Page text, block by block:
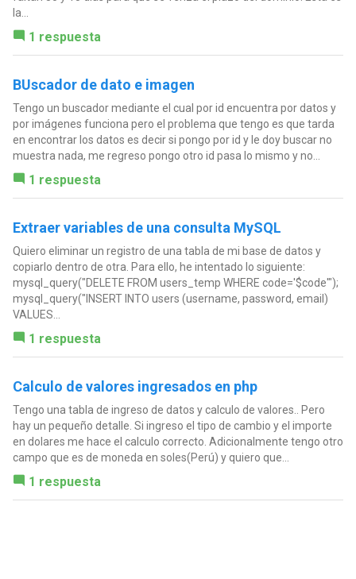
la...
1 respuesta
BUscador de dato e imagen
Tengo un buscador mediante el cual por id encuentra por datos y
por imágenes funciona pero el problema que tengo es que tarda
en encontrar los datos es decir si pongo por id y le doy buscar no
muestra nada, me regreso pongo otro id pasa lo mismo y no...
1 respuesta
Extraer variables de una consulta MySQL
Quiero eliminar un registro de una tabla de mi base de datos y
copiarlo dentro de otra. Para ello, he intentado lo siguiente:
mysql_query("DELETE FROM users_temp WHERE code='$code'");
mysql_query("INSERT INTO users (username, password, email)
VALUES...
1 respuesta
Calculo de valores ingresados en php
Tengo una tabla de ingreso de datos y calculo de valores.. Pero
hay un pequeño detalle. Si ingreso el tipo de cambio y el importe
en dolares me hace el calculo correcto. Adicionalmente tengo otro
campo que es de moneda en soles(Perú) y quiero que...
1 respuesta